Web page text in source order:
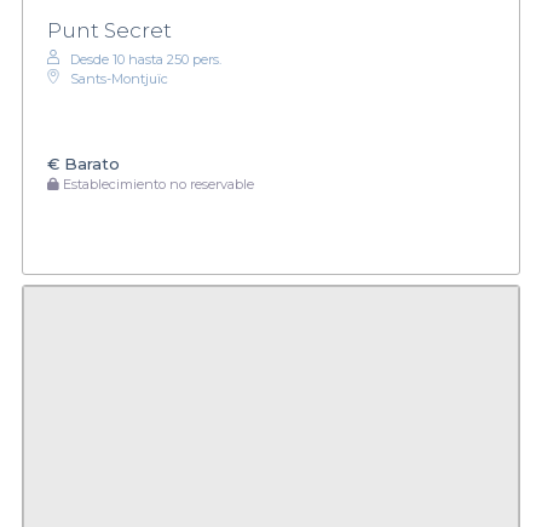
Punt Secret
Desde 10 hasta 250 pers.
Sants-Montjuïc
€ Barato
Establecimiento no reservable